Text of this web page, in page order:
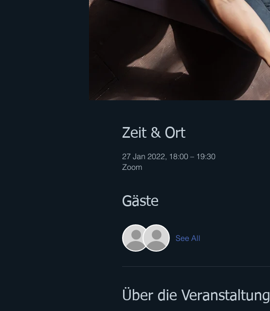
Zeit & Ort
27 Jan 2022, 18:00 – 19:30
Zoom
Gäste
See All
Über die Veranstaltung